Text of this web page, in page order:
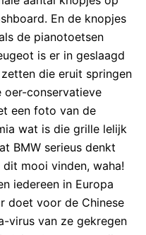
En de knopjes
de pianotoetsen
is er in geslaagd
die eruit springen
oer-conservatieve
een foto van de
wat is die grille lelijk
BMW serieus denkt
mooi vinden, waha!
iedereen in Europa
doet voor de Chinese
virus van ze gekregen